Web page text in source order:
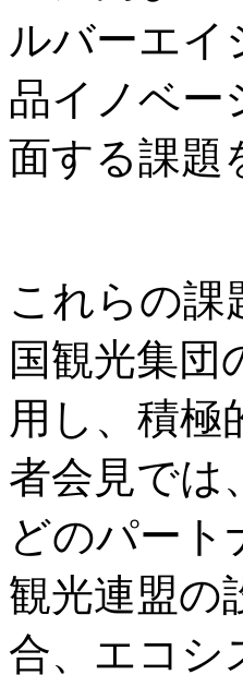
ルバーエイ
品イノベー
面する課題
これらの課
国観光集団
用し、積極
者会見では
どのパート
観光連盟の
合、エコシ